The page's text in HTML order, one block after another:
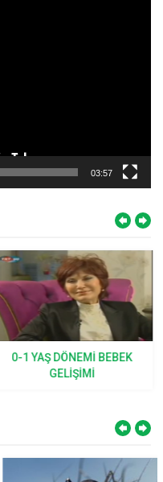
03:57
0-1 YAŞ DÖNEMI BEBEK
GELIŞIMI